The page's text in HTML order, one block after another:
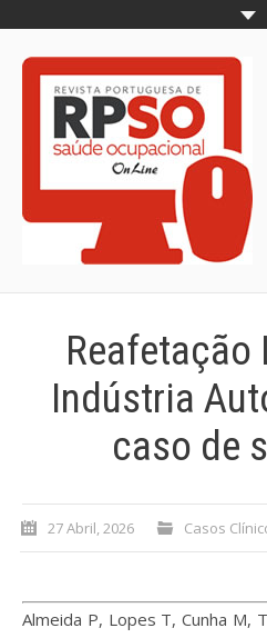
Home
Normas
Processo
Submeta
Reafetação
Indústria
caso de
27 Abril, 2026 Casos
Almeida P, Lopes T, Cunha M,